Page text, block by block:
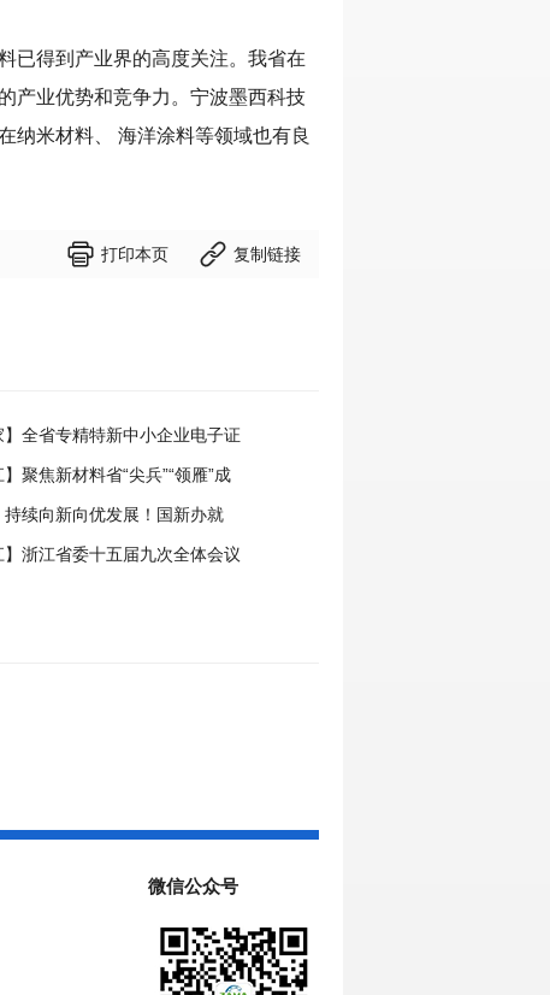
已得到产业界的高度关注。我省在
产业优势和竞争力。宁波墨西科技
纳米材料、
海洋涂料等领域也有良
 打印本页  复制链接
】全省专精特新中小企业电子证
开通
】聚焦新材料省“尖兵”“领雁”成
” 细旦PPS纤维的国产突围战
持续向新向优发展！国新办就
工业和信息化发展情况举行新闻
】浙江省委十五届九次全体会议
微信公众号